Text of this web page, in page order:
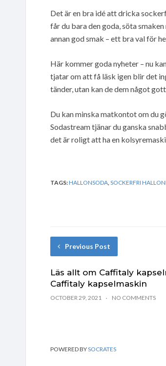
Det är en bra idé att dricka
får du bara den goda, söta
annan god smak – ett bra val för
Här kommer goda nyheter – nu
tjatar om att få läsk igen blir det
tänder, utan kan de dem något
Du kan minska matkontot om du
Sodastream tjänar du ganska
det är roligt att ha en
TAGS:HALLONSODA SOCKERFRI
Previous Post
Läs allt om Caffitaly
Caffitaly kapselmaskin
OCTOBER 29, 2021 NO COMMENTS
POWERED BYSOCRATES